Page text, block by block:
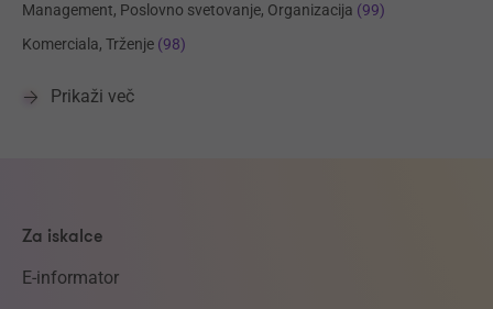
Management, Poslovno svetovanje, Organizacija (99)
Komerciala, Trženje (98)
Prikaži več
Za iskalce
E-informator